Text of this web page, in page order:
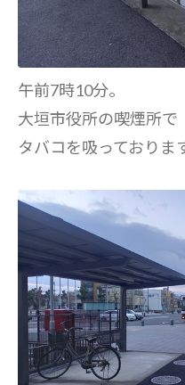
午前7時10分。
大垣市役所の喫煙所で
タバコを吸っておりま